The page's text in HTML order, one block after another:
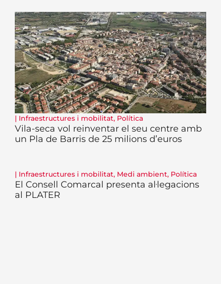
| Infraestructures i mobilitat, Política
Vila-seca vol reinventar el seu centre amb
un Pla de Barris de 25 milions d’euros
| Infraestructures i mobilitat, Medi ambient, Política
El Consell Comarcal presenta al·legacions
al PLATER